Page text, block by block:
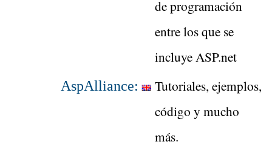
de programación
entre los que se
incluye ASP.net
AspAlliance:
Tutoriales, ejemplos,
código y mucho
más.